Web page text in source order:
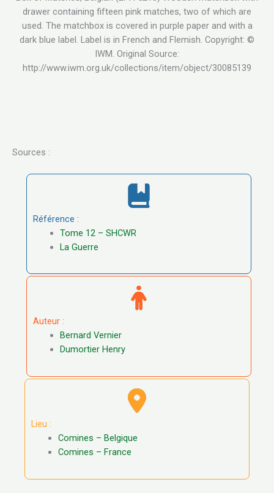
drawer containing fifteen pink matches, two of which are
used. The matchbox is covered in purple paper and with a
dark blue label. Label is in French and Flemish. Copyright: ©
IWM. Original Source:
http://www.iwm.org.uk/collections/item/object/30085139
Sources :
Référence :
Tome 12 – SHCWR
La Guerre
Auteur :
Bernard Vernier
Dumortier Henry
Lieu :
Comines – Belgique
Comines – France